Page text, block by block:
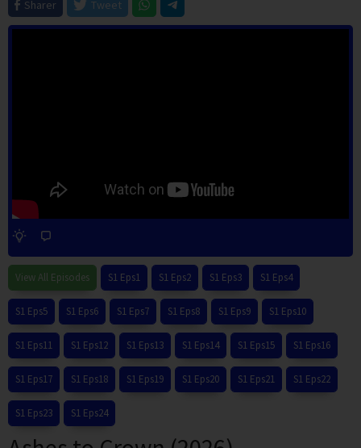
Sharer
Tweet
View All Episodes S1 Eps1 S1 Eps2 S1 Eps3 S1 Eps4
S1 Eps5 S1 Eps6 S1 Eps7 S1 Eps8 S1 Eps9 S1 Eps10
S1 Eps11 S1 Eps12 S1 Eps13 S1 Eps14 S1 Eps15 S1 Eps16
S1 Eps17 S1 Eps18 S1 Eps19 S1 Eps20 S1 Eps21 S1 Eps22
S1 Eps23 S1 Eps24